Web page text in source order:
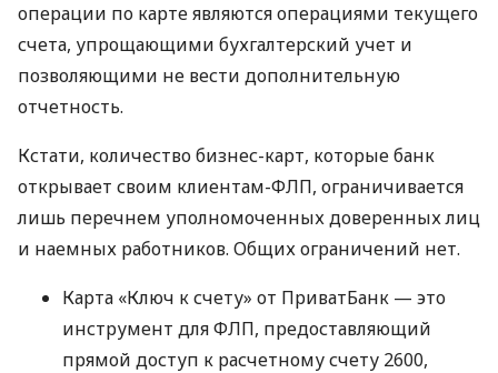
операции по карте являются операциями текущего
счета, упрощающими бухгалтерский учет и
позволяющими не вести дополнительную
отчетность.
Кстати, количество бизнес-карт, которые банк
открывает своим клиентам-ФЛП, ограничивается
лишь перечнем уполномоченных доверенных лиц
и наемных работников. Общих ограничений нет.
Карта «Ключ к счету» от ПриватБанк — это
инструмент для ФЛП, предоставляющий
прямой доступ к расчетному счету 2600,